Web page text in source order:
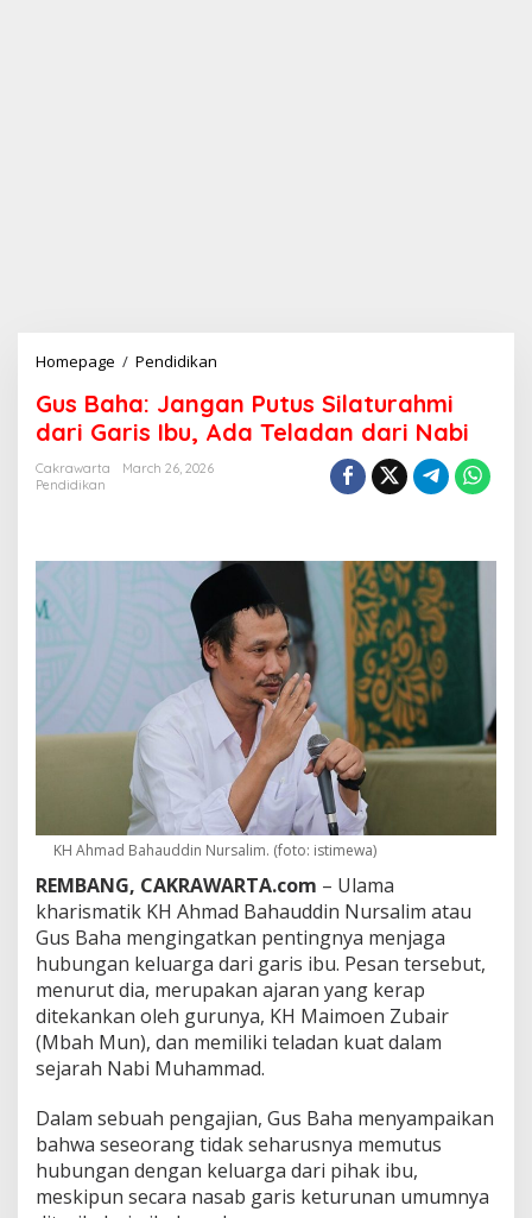
Homepage / Pendidikan
s
B
a
n
a
n
P
u
t
s
i
l
a
t
u
r
a
h
m
i
d
a
r
i
a
r
i
s
I
Gus Baha: Jangan Putus Silaturahmi
dari Garis Ibu, Ada Teladan dari Nabi
Cakrawarta
March 26, 2026
Pendidikan
KH Ahmad Bahauddin Nursalim. (foto: istimewa)
REMBANG, CAKRAWARTA.com – Ulama
kharismatik KH Ahmad Bahauddin Nursalim atau
Gus Baha mengingatkan pentingnya menjaga
hubungan keluarga dari garis ibu. Pesan tersebut,
menurut dia, merupakan ajaran yang kerap
ditekankan oleh gurunya, KH Maimoen Zubair
(Mbah Mun), dan memiliki teladan kuat dalam
sejarah Nabi Muhammad.
Dalam sebuah pengajian, Gus Baha menyampaikan
bahwa seseorang tidak seharusnya memutus
hubungan dengan keluarga dari pihak ibu,
meskipun secara nasab garis keturunan umumnya